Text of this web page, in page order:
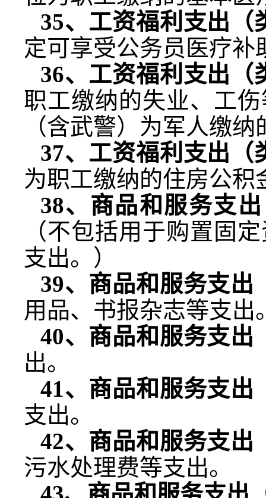
35、工资福利支出（
定可享受公务员医疗
36、工资福利支出（
职工缴纳的失业、工
（含武警）为军人缴
37、工资福利支出（
为职工缴纳的住房公积
38、商品和服务支
（不包括用于购置固
支出。）
39、商品和服务支出
用品、书报杂志等支出
40、商品和服务支出
出。
41、商品和服务支出
支出。
42、商品和服务支出
污水处理费等支出。